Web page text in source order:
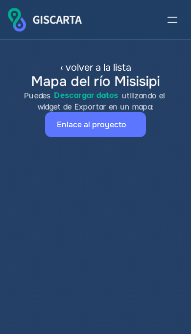
‹ volver a la lista
Mapa del río Misisipi
Puedes Descargar datos utilizando el
widget de Exportar en un mapa:
Enlace al proyecto